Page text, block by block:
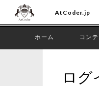
AtCoder.jp
ホーム コン
ログ